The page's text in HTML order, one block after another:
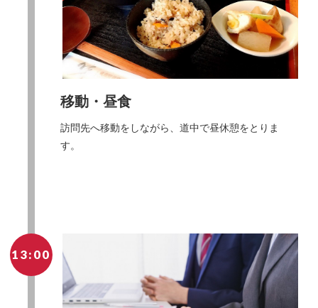
移動・昼食
訪問先へ移動をしながら、道中で昼休憩をとりま
す。
13:00